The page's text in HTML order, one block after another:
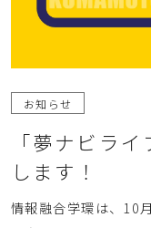
お知らせ
「夢ナビラ
します！
情報融合学環は、10